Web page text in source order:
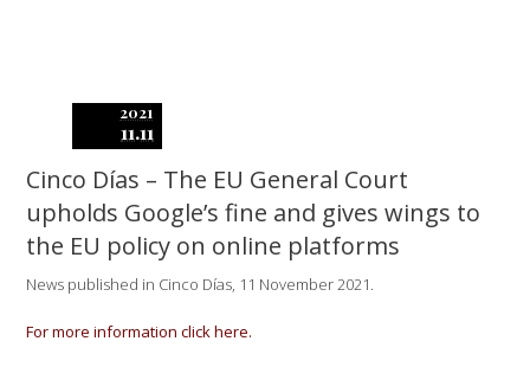
2021
11.11
Cinco Días – The EU General Court
upholds Google’s fine and gives wings to
the EU policy on online platforms
News published in Cinco Días, 11 November 2021.
For more information click here.